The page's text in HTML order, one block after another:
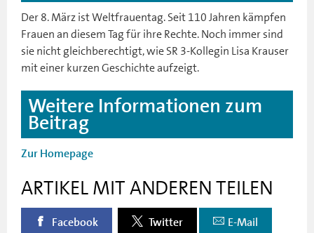
Der 8. März ist Weltfrauentag. Seit 110 Jahren kämpfen
Frauen an diesem Tag für ihre Rechte. Noch immer sind
sie nicht gleichberechtigt, wie SR 3-Kollegin Lisa Krauser
mit einer kurzen Geschichte aufzeigt.
Weitere Informationen zum
Beitrag
Zur Homepage
ARTIKEL MIT ANDEREN TEILEN
Facebook Twitter E-Mail